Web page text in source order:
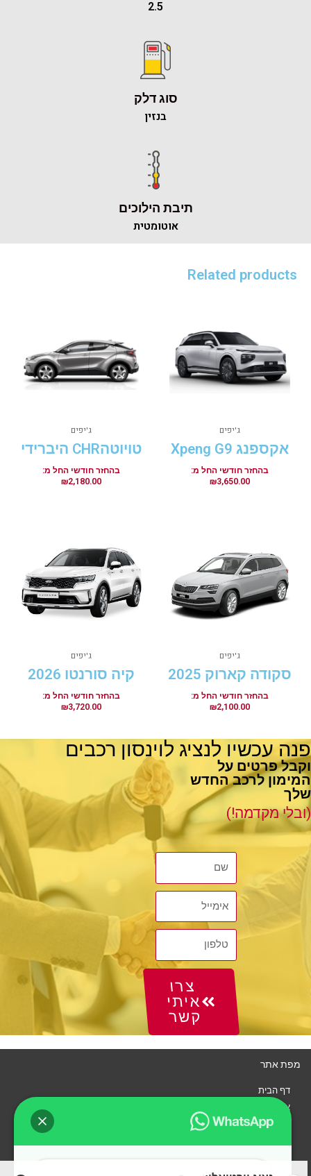
2.5
סוג דלק
בנזין
תיבת הילוכים
אוטומטית
Related products
ג'יפים
אקספנג Xpeng G9
₪3,650.00
ג'יפים
טויוטהCHR היברידי
₪2,180.00
ג'יפים
סקודה קארוק 2025
₪2,100.00
ג'יפים
קיה סורנטו 2026
₪3,720.00
פנה עכשיו לנציג לוינסון רכבים
וקבל פרטים על
המימון לרכב החדש
שלך
(ובלי מקדמה!)
צרו
איתי
קשר
מפת אתר
דף הבית
איך זה עובד?
רכבים